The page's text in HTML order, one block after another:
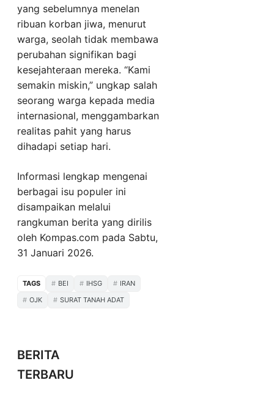
yang sebelumnya menelan
ribuan korban jiwa, menurut
warga, seolah tidak membawa
perubahan signifikan bagi
kesejahteraan mereka. “Kami
semakin miskin,” ungkap salah
seorang warga kepada media
internasional, menggambarkan
realitas pahit yang harus
dihadapi setiap hari.
Informasi lengkap mengenai
berbagai isu populer ini
disampaikan melalui
rangkuman berita yang dirilis
oleh Kompas.com pada Sabtu,
31 Januari 2026.
TAGS BEI IHSG
IRAN
OJK
SURAT TANAH ADAT
BERITA
TERBARU